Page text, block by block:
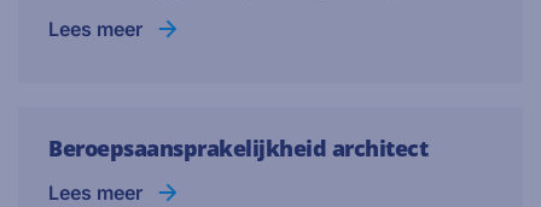
Lees meer
Beroepsaansprakelijkheid architect
Lees meer